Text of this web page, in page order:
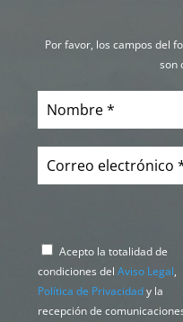
Por favor, los campos del
son
Acepto la totalidad de
condiciones delAviso Legal,
Política de Privacidady la
recepción de